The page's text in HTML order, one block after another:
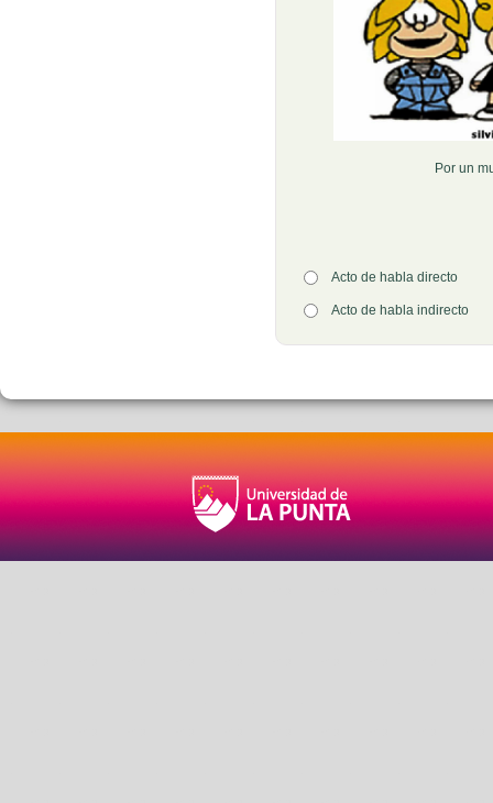
Por un
Opción 1Acto de habla directo
Opción 2Acto de habla indirecto